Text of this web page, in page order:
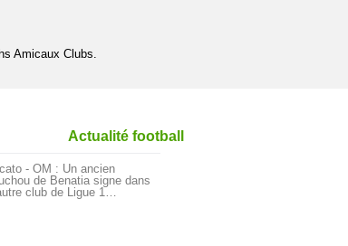
Amicaux Clubs.
Actualité football
- OM : Un ancien
de Benatia signe dans
club de Ligue 1…